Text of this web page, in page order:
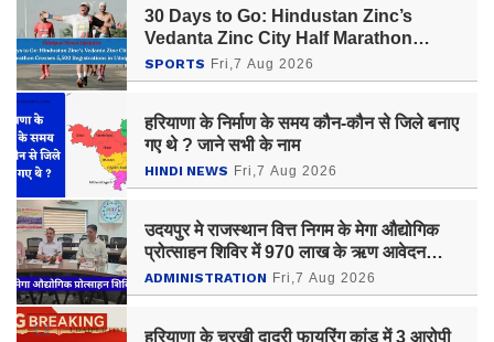
30 Days to Go: Hindustan Zinc’s
Vedanta Zinc City Half Marathon
Crosses 5,500 Registrations in
Udaipur
SPORTS Fri,7 Aug 2026
हरियाणा के निर्माण के समय कौन-कौन से जिले बनाए
गए थे ? जाने सभी के नाम
HINDI NEWS Fri,7 Aug 2026
उदयपुर मे राजस्थान वित्त निगम के मेगा औद्योगिक
प्रोत्साहन शिविर में 970 लाख के ऋण आवेदन
प्राप्त
ADMINISTRATION Fri,7 Aug 2026
हरियाणा के चरखी दादरी फायरिंग कांड में 3 आरोपी